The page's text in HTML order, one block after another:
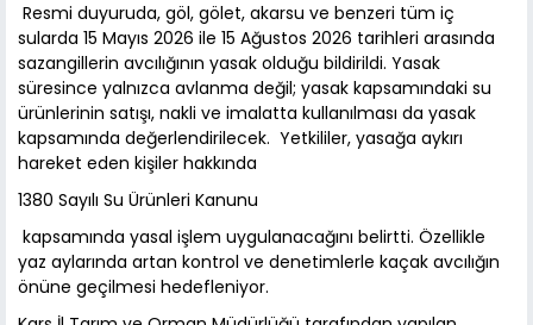
Resmi duyuruda, göl, gölet, akarsu ve benzeri tüm iç
sularda 15 Mayıs 2026 ile 15 Ağustos 2026 tarihleri arasında
sazangillerin avcılığının yasak olduğu bildirildi. Yasak
süresince yalnızca avlanma değil; yasak kapsamındaki su
ürünlerinin satışı, nakli ve imalatta kullanılması da yasak
kapsamında değerlendirilecek. Yetkililer, yasağa aykırı
hareket eden kişiler hakkında
1380 Sayılı Su Ürünleri Kanunu
kapsamında yasal işlem uygulanacağını belirtti. Özellikle
yaz aylarında artan kontrol ve denetimlerle kaçak avcılığın
önüne geçilmesi hedefleniyor.